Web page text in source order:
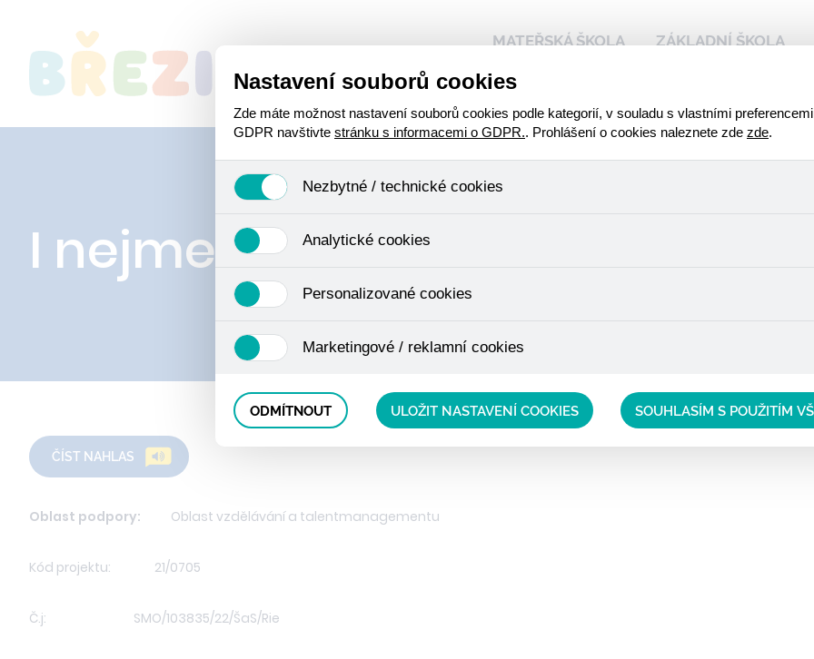
MATEŘSKÁ ŠKOLA ZÁKLADNÍ ŠKOLA
O naší škole Kalendář akcí Stravování -
I nejmenší mají talent
ČÍST NAHLAS
Oblast podpory: Oblast vzdělávání a talentmanagementu
Kód projektu: 21/0705
Č.j: SMO/103835/22/ŠaS/Rie
Nastavení souborů cookies
Zde máte možnost nastavení souborů cookies podle kategorií, v souladu s vlastními
GDPR navštivte stránku s informacemi o GDPR.. Prohlášení o cookies naleznete zde zde.
Nezbytné / technické cookies
Používají se mimo jiné k ukládání produktů v nákupním košíku, ovládání filtrů a také nastavení
Analytické cookies
se již nejedná o osobní údaje, protože anonymizované cookies nelze přiřadit konkrétnímu
Personalizované cookies
zkušenosti. Díky nim můžeme nabídku přímo přizpůsobit vašim preferencím, což vám pomůže
Marketingové / reklamní cookies
ODMÍTNOUT ULOŽIT NASTAVENÍ COOKIES SOUHLASÍM S POUŽITÍM